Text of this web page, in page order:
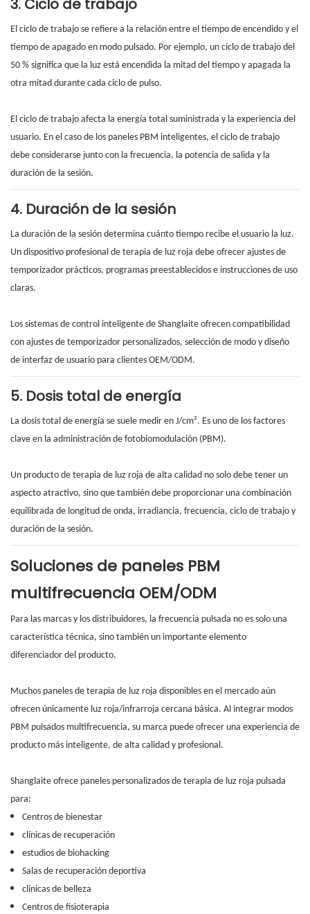
3. Ciclo de trabajo
El ciclo de trabajo se refiere a la relación entre el tiempo de encendido y el
tiempo de apagado en modo pulsado. Por ejemplo, un ciclo de trabajo del
50 % significa que la luz está encendida la mitad del tiempo y apagada la
otra mitad durante cada ciclo de pulso.
El ciclo de trabajo afecta la energía total suministrada y la experiencia del
usuario. En el caso de los paneles PBM inteligentes, el ciclo de trabajo
debe considerarse junto con la frecuencia, la potencia de salida y la
duración de la sesión.
4. Duración de la sesión
La duración de la sesión determina cuánto tiempo recibe el usuario la luz.
Un dispositivo profesional de terapia de luz roja debe ofrecer ajustes de
temporizador prácticos, programas preestablecidos e instrucciones de uso
claras.
Los sistemas de control inteligente de Shanglaite ofrecen compatibilidad
con ajustes de temporizador personalizados, selección de modo y diseño
de interfaz de usuario para clientes OEM/ODM.
5. Dosis total de energía
La dosis total de energía se suele medir en J/cm². Es uno de los factores
clave en la administración de fotobiomodulación (PBM).
Un producto de terapia de luz roja de alta calidad no solo debe tener un
aspecto atractivo, sino que también debe proporcionar una combinación
equilibrada de longitud de onda, irradiancia, frecuencia, ciclo de trabajo y
duración de la sesión.
Soluciones de paneles PBM
multifrecuencia OEM/ODM
Para las marcas y los distribuidores, la frecuencia pulsada no es solo una
característica técnica, sino también un importante elemento
diferenciador del producto.
Muchos paneles de terapia de luz roja disponibles en el mercado aún
ofrecen únicamente luz roja/infrarroja cercana básica. Al integrar modos
PBM pulsados ​​multifrecuencia, su marca puede ofrecer una experiencia de
producto más inteligente, de alta calidad y profesional.
Shanglaite ofrece paneles personalizados de terapia de luz roja pulsada
para:
Centros de bienestar
clínicas de recuperación
estudios de biohacking
Salas de recuperación deportiva
clínicas de belleza
Centros de fisioterapia